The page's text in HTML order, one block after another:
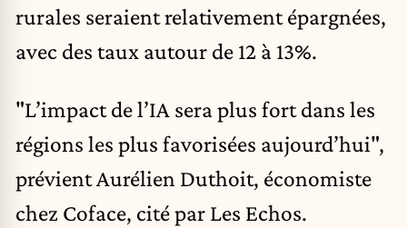
rurales seraient relativement épargnées,
avec des taux autour de 12 à 13%.
"L’impact de l’IA sera plus fort dans les
régions les plus favorisées aujourd’hui",
prévient Aurélien Duthoit, économiste
chez Coface, cité par Les Echos.